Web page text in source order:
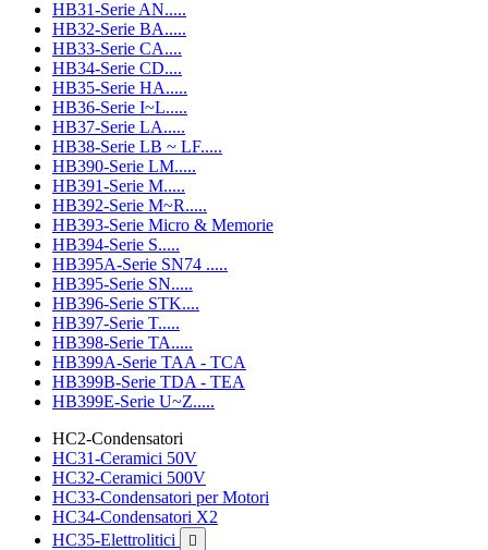
HB31-Serie AN.....
HB32-Serie BA.....
HB33-Serie CA....
HB34-Serie CD....
HB35-Serie HA.....
HB36-Serie I~L.....
HB37-Serie LA.....
HB38-Serie LB ~ LF.....
HB390-Serie LM.....
HB391-Serie M.....
HB392-Serie M~R.....
HB393-Serie Micro & Memorie
HB394-Serie S.....
HB395A-Serie SN74 .....
HB395-Serie SN.....
HB396-Serie STK....
HB397-Serie T.....
HB398-Serie TA.....
HB399A-Serie TAA - TCA
HB399B-Serie TDA - TEA
HB399E-Serie U~Z.....
HC2-Condensatori
HC31-Ceramici 50V
HC32-Ceramici 500V
HC33-Condensatori per Motori
HC34-Condensatori X2
HC35-Elettrolitici
